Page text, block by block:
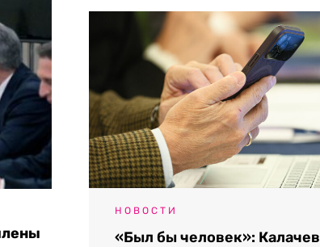
НОВОСТИ
«Был бы человек»: Калачев